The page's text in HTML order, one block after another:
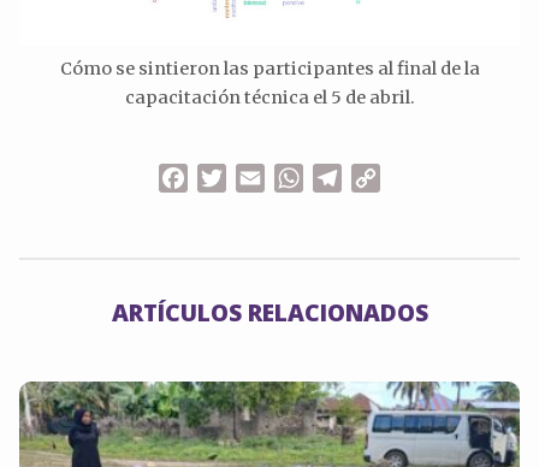
Cómo se sintieron las participantes al final de la
capacitación técnica el 5 de abril.
FacebookTwitterEmailWhatsApp
Telegram
ARTÍCULOS RELACIONADOS